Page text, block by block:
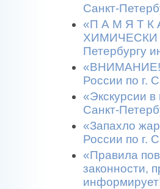
Санкт-
«П А М Я Т
ХИМИЧЕСКИ
Петербургу
«ВНИМАНИЕ!
России по г.
«Экскурсии
Санкт-
«Запахло
России по г.
«Правила
законности,